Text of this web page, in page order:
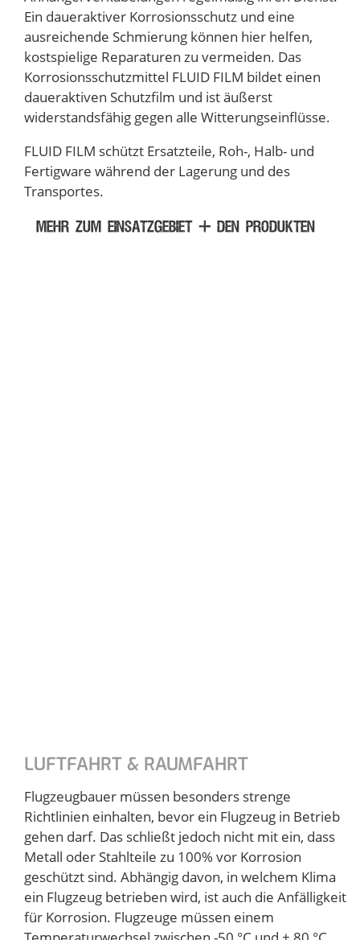
Ein daueraktiver Korrosionsschutz und eine
ausreichende Schmierung können hier helfen,
kostspielige Reparaturen zu vermeiden. Das
Korrosionsschutzmittel FLUID FILM bildet einen
daueraktiven Schutzfilm und ist äußerst
widerstandsfähig gegen alle Witterungseinflüsse.
FLUID FILM schützt Ersatzteile, Roh-, Halb- und
Fertigware während der Lagerung und des
Transportes.
MEHR ZUM EINSATZGEBIET + DEN PRODUKTEN
LUFTFAHRT & RAUMFAHRT
Flugzeugbauer müssen besonders strenge
Richtlinien einhalten, bevor ein Flugzeug in Betrieb
gehen darf. Das schließt jedoch nicht mit ein, dass
Metall oder Stahlteile zu 100% vor Korrosion
geschützt sind. Abhängig davon, in welchem Klima
ein Flugzeug betrieben wird, ist auch die Anfälligkeit
für Korrosion. Flugzeuge müssen einem